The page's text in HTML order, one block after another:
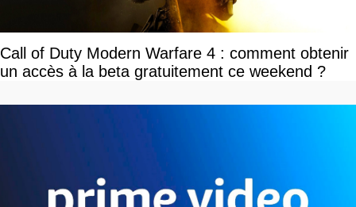
Call of Duty Modern Warfare 4 : comment obtenir
un accès à la beta gratuitement ce weekend ?